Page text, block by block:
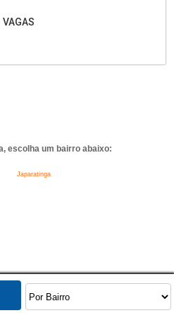
VAGAS
escolha um bairro abaixo:
Japaratinga